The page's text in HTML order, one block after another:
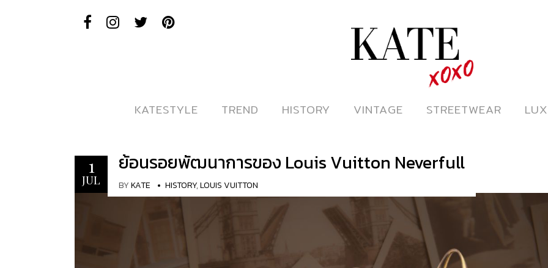
ดูหนังออนไลน์
KATESTYLE
KATESTYLE TREND
TREND HISTORY
HISTORY VINTAGE
VINTAGE STREETWEAR
STREETWEAR
1
JUL
ย้อนรอยพัฒนาการของ Louis Vuitton Neverfull
BYKATE HISTORY,LOUIS VUITTON